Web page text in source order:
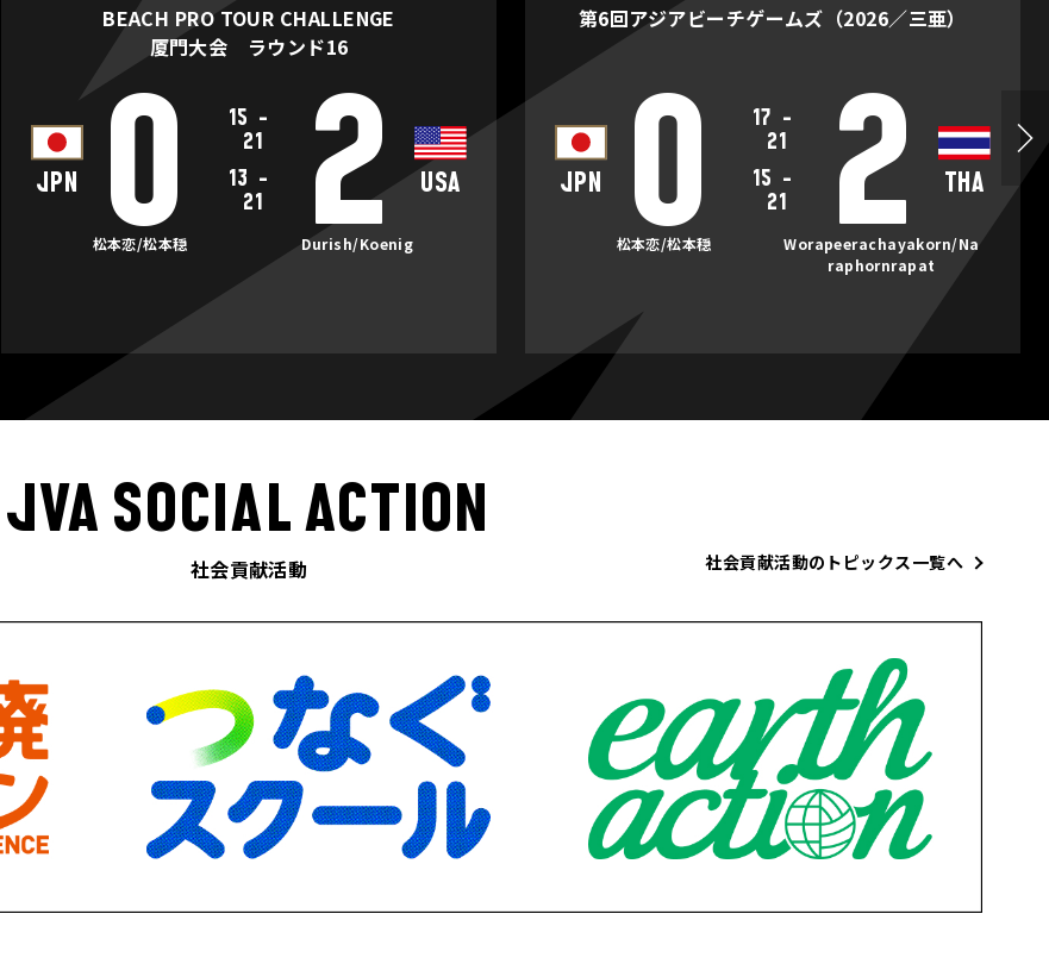
BEACH PRO TOUR CHALLENGE
厦門大会 ラウンド16
JPN 0 15 -
21
13 -
21
2 USA
松本恋/松本穏 Durish/Koenig
第6回アジアビーチゲームズ（2026／三亜）
JPN 0 17 -
21
15 -
21
2 THA
松本恋/松本穏
Worapeerachayakorn/Na
raphornrapat
JVA SOCIAL ACTION
社会貢献活動 社会貢献活動のトピックス一覧へ